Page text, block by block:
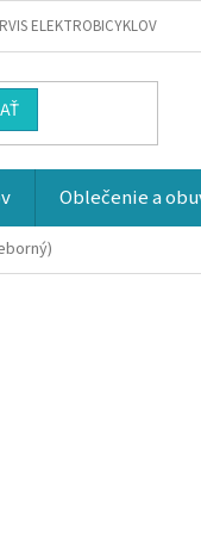
ELEKTROBICYKLOV
Oblečenie a